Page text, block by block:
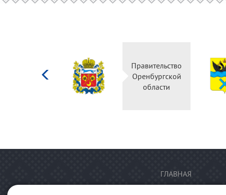
Правительство
Оренбургской
области
ГЛАВНАЯ